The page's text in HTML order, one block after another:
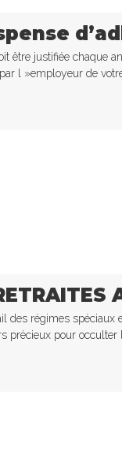
être justifiée chaque
l »employeur de
des régimes spéciaux
précieux pour